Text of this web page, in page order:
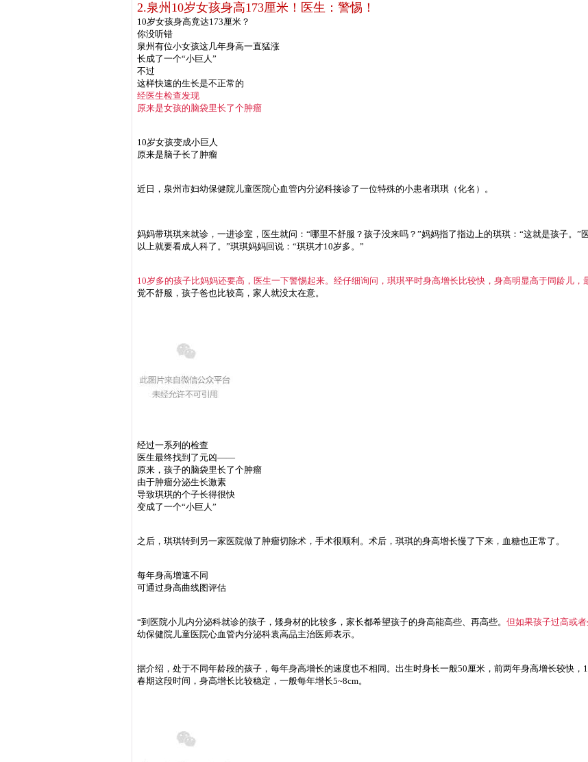
2.泉州10岁女孩身高173厘米！医生：警惕！
10岁女孩身高竟达173厘米？
你没听错
泉州有位小女孩这几年身高一直猛涨
长成了一个“小巨人”
不过
这样快速的生长是不正常的
经医生检查发现
原来是女孩的脑袋里长了个肿瘤
10岁女孩变成小巨人
原来是脑子长了肿瘤
近日，泉州市妇幼保健院儿童医院心血管内分泌科接诊了一位特殊的小患者琪琪（化名）。
妈妈带琪琪来就诊，一进诊室，医生就问：“哪里不舒服？孩子没来吗？”妈妈指了指边上的琪琪：“这就是孩子。”
以上就要看成人科了。”琪琪妈妈回说：“琪琪才10岁多。”
10岁多的孩子比妈妈还要高，医生一下警惕起来。经仔细询问，琪琪平时身高增长比较快，身高明显高于同龄儿，
觉不舒服，孩子爸也比较高，家人就没太在意。
经过一系列的检查
医生最终找到了元凶——
原来，孩子的脑袋里长了个肿瘤
由于肿瘤分泌生长激素
导致琪琪的个子长得很快
变成了一个“小巨人”
之后，琪琪转到另一家医院做了肿瘤切除术，手术很顺利。术后，琪琪的身高增长慢了下来，血糖也正常了。
每年身高增速不同
可通过身高曲线图评估
“到医院小儿内分泌科就诊的孩子，矮身材的比较多，家长都希望孩子的身高能高些、再高些。 但如果孩子过高或
幼保健院儿童医院心血管内分泌科袁高品主治医师表示。
据介绍，处于不同年龄段的孩子，每年身高增长的速度也不相同。出生时身长一般50厘米，前两年身高增长较快
春期这段时间，身高增长比较稳定，一般每年增长5~8cm。